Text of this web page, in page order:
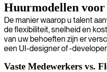
Huurmodellen
De manier waarop u talent
de flexibiliteit, snelheid en
van uw behoeften zijn er
een UI-designer of -
Vaste Medewerkers vs.